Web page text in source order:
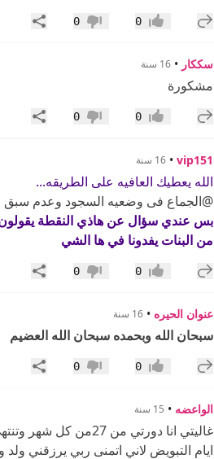
إضافة رد جديد
إعجاب0 عدم إعجاب
0 مشاركة
سككار • 16 سنة
مشكورة
إضافة رد جديد
إعجاب0 عدم إعجاب
0 مشاركة
vip151
• 16 سنة
الله يعطيك العافيه على الطريقه...
@الجماع فى وضعيه السجود وعدم سبق
بس عندي سؤال عن هاذي النقطة
من البنات يفدونا في ها الشي
إضافة رد جديد
إعجاب0 عدم إعجاب
0 مشاركة
عنوان الحيره • 16 سنة
سبحان الله وبحمده سبحان الله العضيم
إضافة رد جديد
إعجاب0 عدم إعجاب
0 مشاركة
الواعضه • 15 سنة